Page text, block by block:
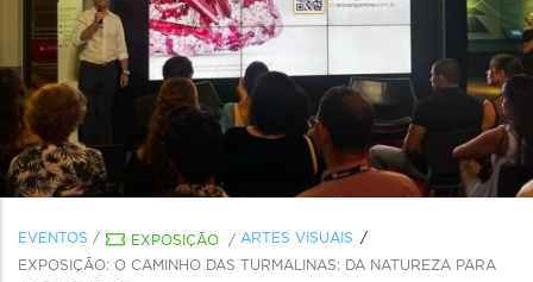
EVENTOS / EXPOSIÇÃO / ARTES VISUAIS
EXPOSIÇÃO: O CAMINHO DAS TURMALINAS: DA NATUREZA PARA